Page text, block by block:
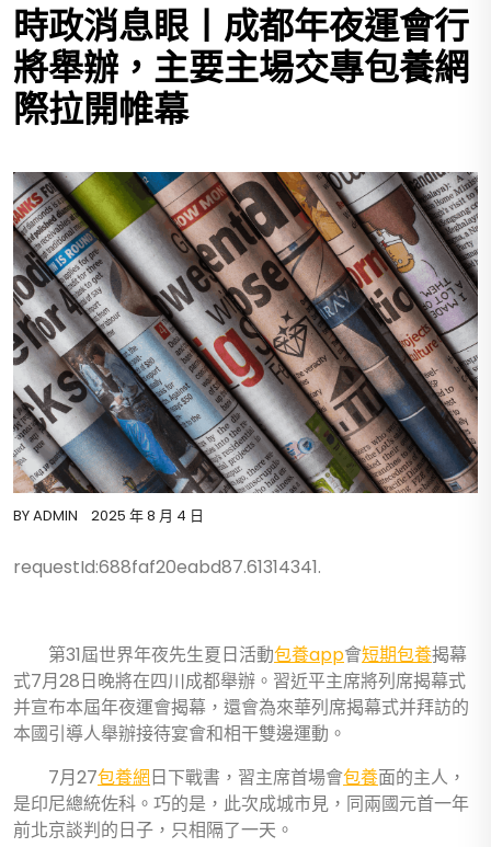
時政消息眼丨成都年夜運會行
將舉辦，主要主場交專包養網
際拉開帷幕
BYADMIN 2025 年 8 月 4 日
requestId:688faf20eabd87.61314341.
第31屆世界年夜先生夏日活動包養app會短期包養揭幕
式7月28日晚將在四川成都舉辦。習近平主席將列席揭幕式
并宣布本屆年夜運會揭幕，還會為來華列席揭幕式并拜訪的
本國引導人舉辦接待宴會和相干雙邊運動。
7月27包養網日下戰書，習主席首場會包養面的主人，
是印尼總統佐科。巧的是，此次成城市見，同兩國元首一年
前北京談判的日子，只相隔了一天。